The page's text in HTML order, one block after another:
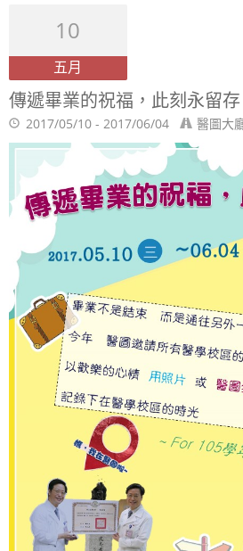
10
五月
傳遞畢業的祝福，此刻永留存
2017/05/10 - 2017/06/04 醫圖大